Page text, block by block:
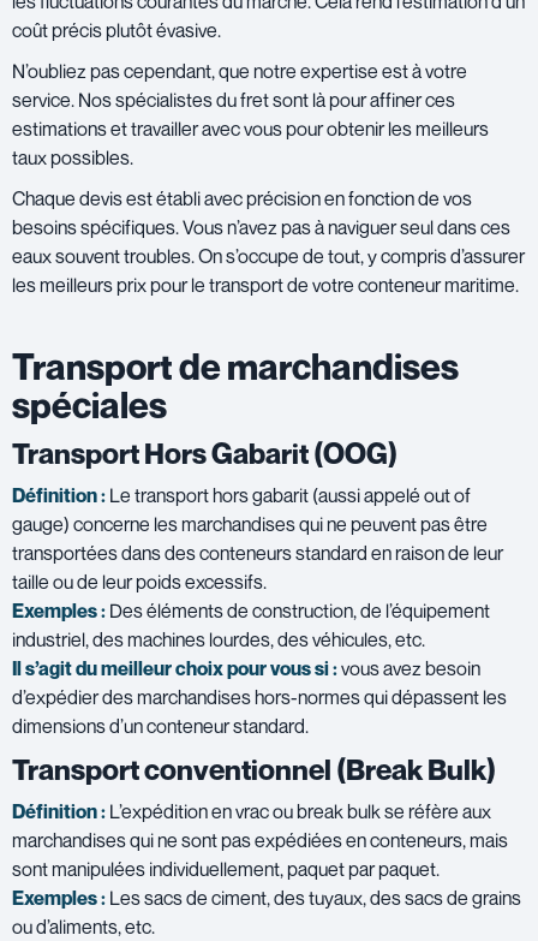
coût précis plutôt évasive.
N’oubliez pas cependant, que notre expertise est à votre
service. Nos spécialistes du fret sont là pour affiner ces
estimations et travailler avec vous pour obtenir les meilleurs
taux possibles.
Chaque devis est établi avec précision en fonction de vos
besoins spécifiques. Vous n’avez pas à naviguer seul dans ces
eaux souvent troubles. On s’occupe de tout, y compris d’assurer
les meilleurs prix pour le transport de votre conteneur maritime.
Transport de marchandises
spéciales
Transport Hors Gabarit (OOG)
Définition : Le transport hors gabarit (aussi appelé out of
gauge) concerne les marchandises qui ne peuvent pas être
transportées dans des conteneurs standard en raison de leur
taille ou de leur poids excessifs.
Exemples : Des éléments de construction, de l’équipement
industriel, des machines lourdes, des véhicules, etc.
Il s’agit du meilleur choix pour vous si :vous avez besoin
d’expédier des marchandises hors-normes qui dépassent les
dimensions d’un conteneur standard.
Transport conventionnel (Break Bulk)
Définition : L’expédition en vrac ou break bulk se réfère aux
marchandises qui ne sont pas expédiées en conteneurs, mais
sont manipulées individuellement, paquet par paquet.
Exemples : Les sacs de ciment, des tuyaux, des sacs de grains
ou d’aliments, etc.